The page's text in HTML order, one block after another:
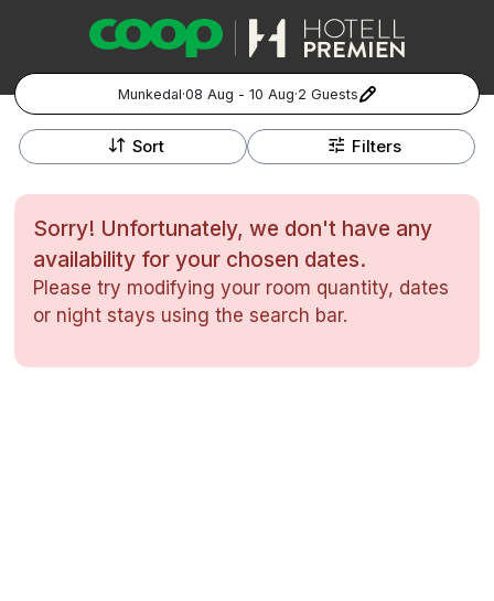
Munkedal·08 Aug - 10 Aug·2 Guests
Popular Destinations:
Stockholm
Göteborg
Sort Filters
+
−
Sorry! Unfortunately, we don't have any
availability for your chosen dates.
Please try modifying your room quantity, dates
or night stays using the search bar.
Kontakta ossVanliga frågorAllmänna villkor
Gift VouchersCoop.se Manage Preferences